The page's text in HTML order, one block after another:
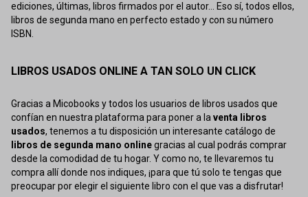
ediciones, últimas, libros firmados por el autor... Eso sí, todos ellos,
libros de segunda mano en perfecto estado y con su número
ISBN.
LIBROS USADOS ONLINE A TAN SOLO UN CLICK
Gracias a Micobooks y todos los usuarios de libros usados que
confían en nuestra plataforma para poner a laventa libros
usados, tenemos a tu disposición un interesante catálogo de
libros de segunda mano onlinegracias al cual podrás comprar
desde la comodidad de tu hogar. Y como no, te llevaremos tu
compra allí donde nos indiques, ¡para que tú solo te tengas que
preocupar por elegir el siguiente libro con el que vas a disfrutar!